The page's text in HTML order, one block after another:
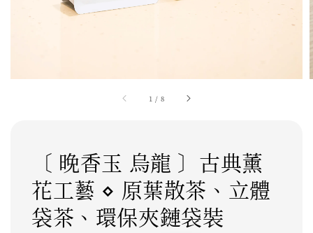
1 / 8
〔 晚香玉 烏龍 〕古典薰
花工藝 ⋄ 原葉散茶、立體
袋茶、環保夾鏈袋裝